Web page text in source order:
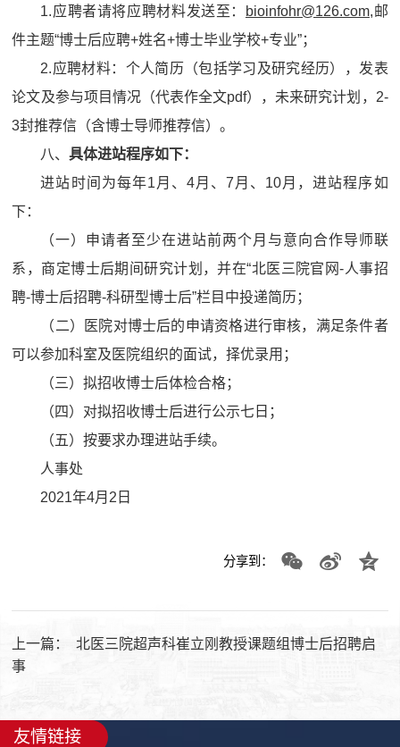
1.应聘者请将应聘材料发送至：
bioinfohr@126.com,邮
件主题“博士后应聘+姓名+博士毕业学校+专业”；
2.应聘材料：个人简历（包括学习及研究经历），发表
论文及参与项目情况（代表作全文pdf），未来研究计划，2-
3封推荐信（含博士导师推荐信）。
八、具体进站程序如下：
进站时间为每年1月、4月、7月、10月，进站程序如
下：
（一）申请者至少在进站前两个月与意向合作导师联
系，商定博士后期间研究计划，并在“北医三院官网-人事招
聘-博士后招聘-科研型博士后”栏目中投递简历；
（二）医院对博士后的申请资格进行审核，满足条件者
可以参加科室及医院组织的面试，择优录用；
（三）拟招收博士后体检合格；
（四）对拟招收博士后进行公示七日；
（五）按要求办理进站手续。
人事处
2021年4月2日
分享到：
上一篇：
北医三院超声科崔立刚教授课题组博士后招聘启
事
友情链接